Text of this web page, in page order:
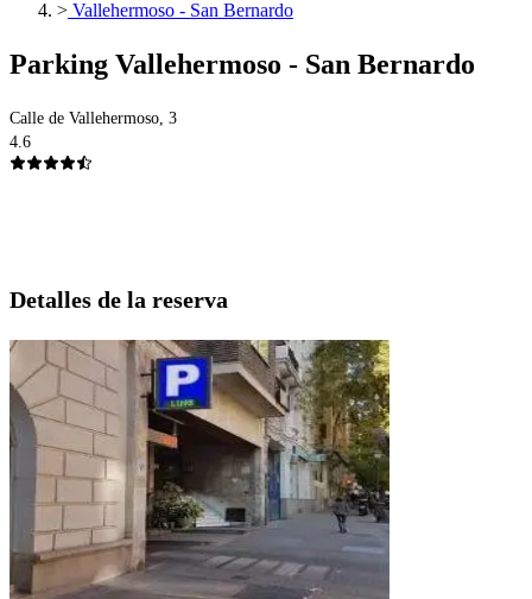
> Vallehermoso - San Bernardo
Parking Vallehermoso - San Bernardo
Calle de Vallehermoso, 3
4.6
Detalles de la reserva